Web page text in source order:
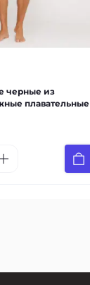
черные из
плавательные